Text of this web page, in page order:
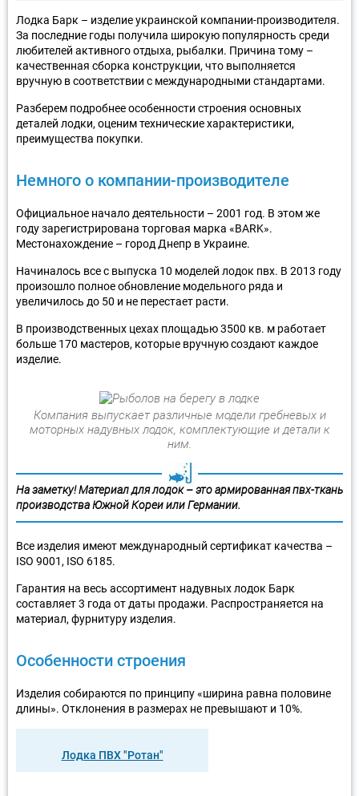
Лодка Барк – изделие украинской компании-производителя.
За последние годы получила широкую популярность среди
любителей активного отдыха, рыбалки. Причина тому –
качественная сборка конструкции, что выполняется
вручную в соответствии с международными стандартами.
Разберем подробнее особенности строения основных
деталей лодки, оценим технические характеристики,
преимущества покупки.
Немного о компании-производителе
Официальное начало деятельности – 2001 год. В этом же
году зарегистрирована торговая марка «BARK».
Местонахождение – город Днепр в Украине.
Начиналось все с выпуска 10 моделей лодок пвх. В 2013 году
произошло полное обновление модельного ряда и
увеличилось до 50 и не перестает расти.
В производственных цехах площадью 3500 кв. м работает
больше 170 мастеров, которые вручную создают каждое
изделие.
Компания выпускает различные модели гребневых и
моторных надувных лодок, комплектующие и детали к
ним.
На заметку! Материал для лодок – это армированная пвх-ткань
производства Южной Кореи или Германии.
Все изделия имеют международный сертификат качества –
ISO 9001, ISO 6185.
Гарантия на весь ассортимент надувных лодок Барк
составляет 3 года от даты продажи. Распространяется на
материал, фурнитуру изделия.
Особенности строения
Изделия собираются по принципу «ширина равна половине
длины». Отклонения в размерах не превышают и 10%.
Лодка ПВХ "Ротан"